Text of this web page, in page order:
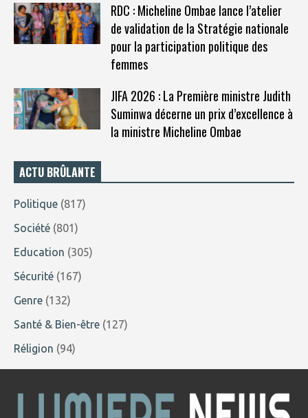
RDC : Micheline Ombae lance l’atelier
de validation de la Stratégie nationale
pour la participation politique des
femmes
JIFA 2026 : La Première ministre Judith
Suminwa décerne un prix d’excellence à
la ministre Micheline Ombae
ACTU BRÛLANTE
Politique (817)
Société (801)
Education (305)
Sécurité (167)
Genre (132)
Santé & Bien-être (127)
Réligion (94)